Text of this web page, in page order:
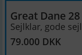
Great Dane 28
Sejlklar, gode
79.000 DKK